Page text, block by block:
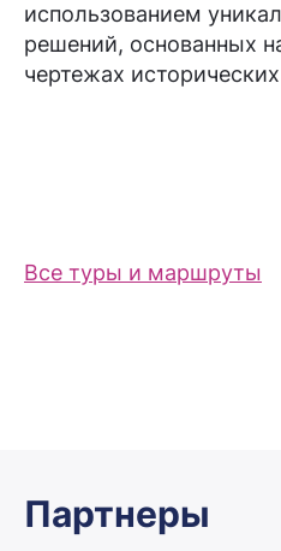
использованием
решений, основанных
чертежах
Все туры и маршруты
Партнеры